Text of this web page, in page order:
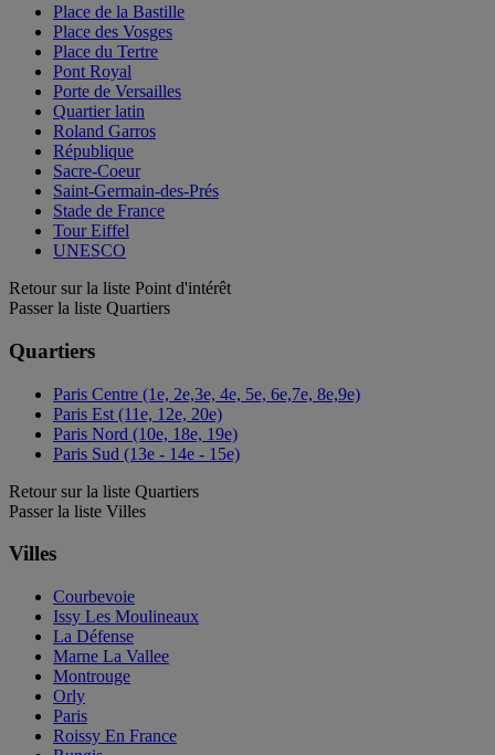
Place de la Bastille
Place des Vosges
Place du Tertre
Pont Royal
Porte de Versailles
Quartier latin
Roland Garros
République
Sacre-Coeur
Saint-Germain-des-Prés
Stade de France
Tour Eiffel
UNESCO
Retour sur la liste Point d'intérêt
Passer la liste Quartiers
Quartiers
Paris Centre (1e, 2e,3e, 4e, 5e, 6e,7e, 8e,9e)
Paris Est (11e, 12e, 20e)
Paris Nord (10e, 18e, 19e)
Paris Sud (13e - 14e - 15e)
Retour sur la liste Quartiers
Passer la liste Villes
Villes
Courbevoie
Issy Les Moulineaux
La Défense
Marne La Vallee
Montrouge
Orly
Paris
Roissy En France